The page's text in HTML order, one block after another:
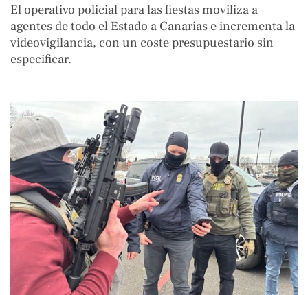
El operativo policial para las fiestas moviliza a
agentes de todo el Estado a Canarias e incrementa la
videovigilancia, con un coste presupuestario sin
especificar.